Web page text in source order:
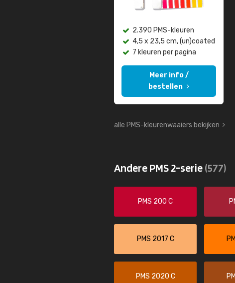
2.390 PMS-kleuren
4,5 x 23,5 cm, (un)coated
7 kleuren per pagina
Meer info /
bestellen
alle PMS-kleurenwaaiers bekijken
Andere PMS 2-serie(577)
PMS 200 C
PMS 2017 C
PMS 2020 C